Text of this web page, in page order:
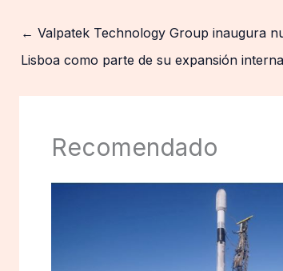
← Valpatek Technology Group inaugura
Lisboa como parte de su expansión
Recomendado